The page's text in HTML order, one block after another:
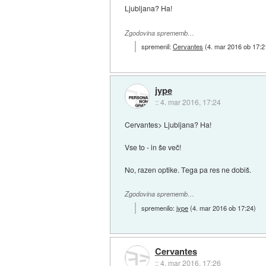
Ljubljana? Ha!
Zgodovina sprememb…
spremenil:Cervantes (4. mar 2016 ob
jype
::4. mar 2016, 17:24
Cervantes> Ljubljana? Ha!
Vse to - in še več!
No, razen optike. Tega pa res ne dobiš.
Zgodovina sprememb…
spremenilo:jype(4. mar 2016 ob 17:24)
Cervantes
::4. mar 2016, 17:26